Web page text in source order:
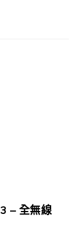
– 全無線